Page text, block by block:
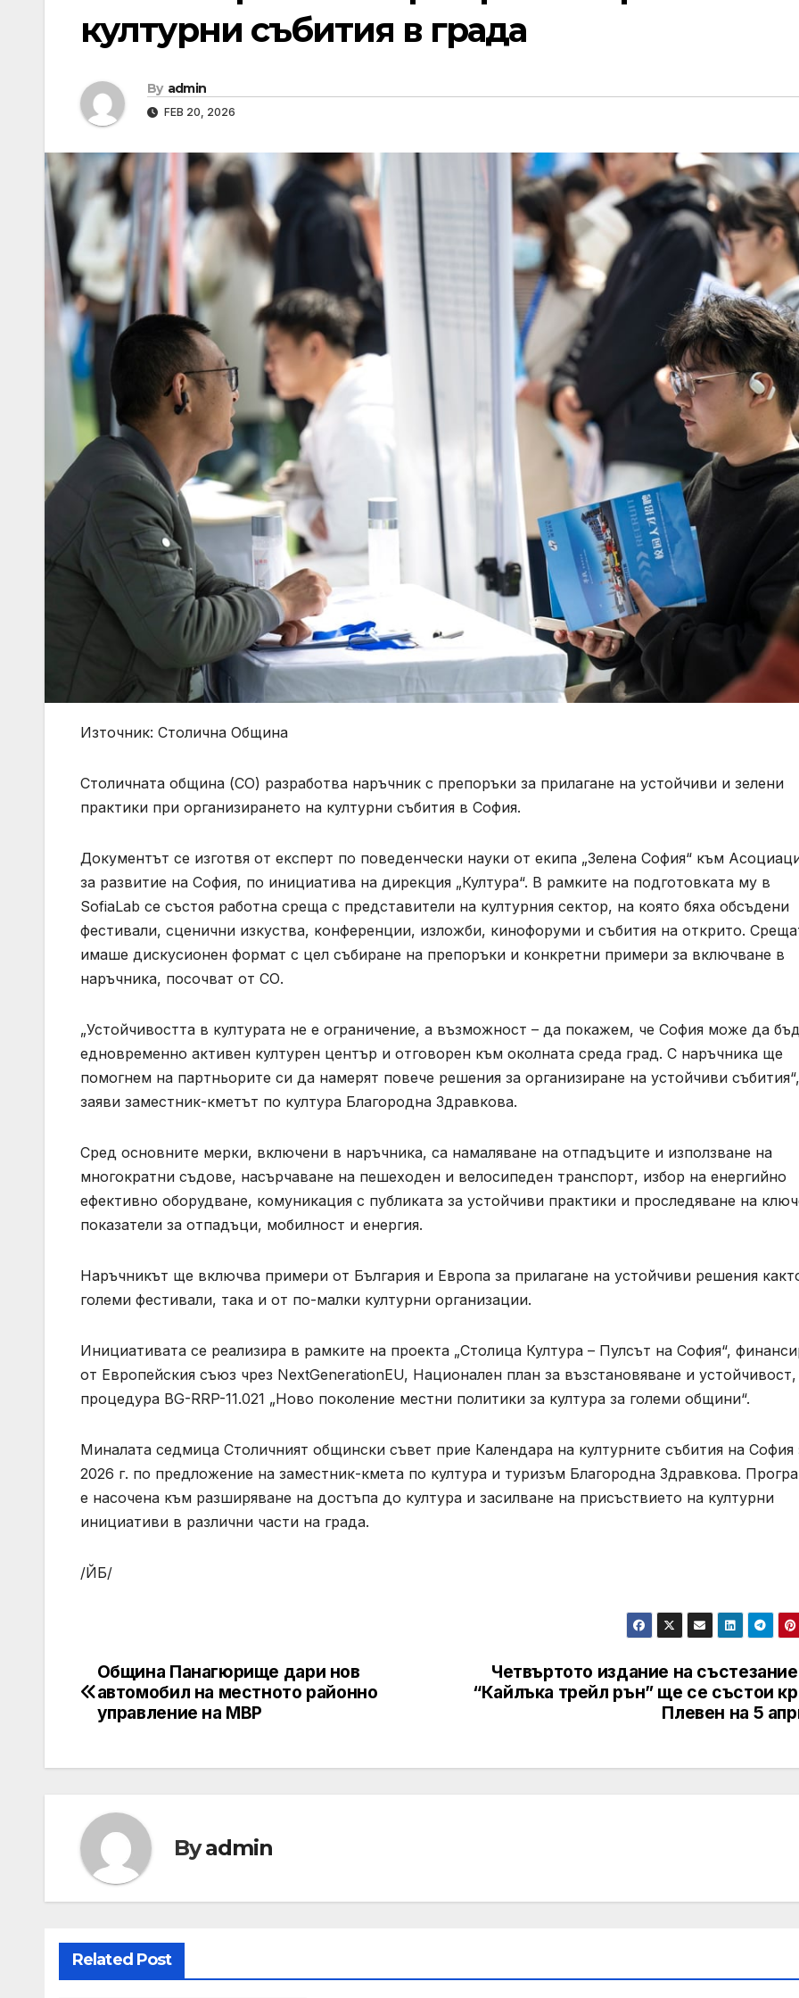
културни събития в града
By admin
FEB 20, 2026
Източник: Столична Община
Столичната община (СО) разработва наръчник с препоръки за прилагане на устойчиви и зелени
практики при организирането на културни събития в София.
Документът се изготвя от експерт по поведенчески науки от екипа „Зелена София“ към
за развитие на София, по инициатива на дирекция „Култура“. В рамките на подготовката му в
SofiaLab се състоя работна среща с представители на културния сектор, на която бяха обсъдени
фестивали, сценични изкуства, конференции, изложби, кинофоруми и събития на открито.
имаше дискусионен формат с цел събиране на препоръки и конкретни примери за включване в
наръчника, посочват от СО.
„Устойчивостта в културата не е ограничение, а възможност – да покажем, че София може да
едновременно активен културен център и отговорен към околната среда град. С наръчника ще
помогнем на партньорите си да намерят повече решения за организиране на устойчиви събития“,
заяви заместник-кметът по култура Благородна Здравкова.
Сред основните мерки, включени в наръчника, са намаляване на отпадъците и използване на
многократни съдове, насърчаване на пешеходен и велосипеден транспорт, избор на енергийно
ефективно оборудване, комуникация с публиката за устойчиви практики и проследяване на
показатели за отпадъци, мобилност и енергия.
Наръчникът ще включва примери от България и Европа за прилагане на устойчиви решения
големи фестивали, така и от по-малки културни организации.
Инициативата се реализира в рамките на проекта „Столица Култура – Пулсът на София“,
от Европейския съюз чрез NextGenerationEU, Национален план за възстановяване и устойчивост,
процедура BG-RRP-11.021 „Ново поколение местни политики за култура за големи общини“.
Миналата седмица Столичният общински съвет прие Календара на културните събития на София
2026 г. по предложение на заместник-кмета по култура и туризъм Благородна Здравкова.
е насочена към разширяване на достъпа до култура и засилване на присъствието на културни
инициативи в различни части на града.
/ЙБ/
Post
navigation
Четвъртото издание на
“Кайлъка трейл рън” ще се състои
Плевен на 5
Община Панагюрище дари нов
автомобил на местното районно
управление на МВР
Byadmin
Related Post